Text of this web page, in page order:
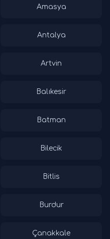
Amasya
Antalya
Artvin
Balıkesir
Batman
Bilecik
Bitlis
Burdur
Çanakkale